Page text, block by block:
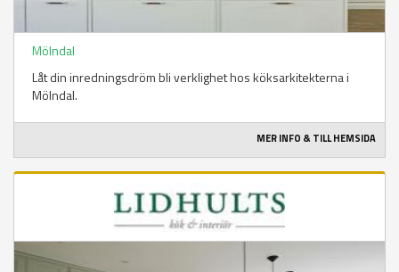
Mölndal
Låt din inredningsdröm bli verklighet hos köksarkitekterna i
Mölndal.
MER INFO & TILL HEMSIDA